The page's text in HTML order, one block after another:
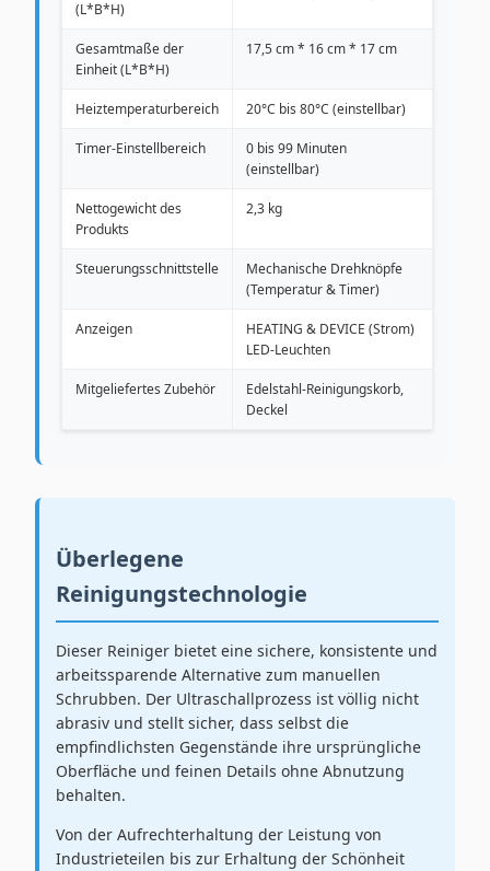
(L*B*H)
Gesamtmaße der
Einheit (L*B*H)
17,5 cm * 16 cm * 17 cm
Heiztemperaturbereich 20°C bis 80°C (einstellbar)
Timer-Einstellbereich
0 bis 99 Minuten
(einstellbar)
Nettogewicht des
Produkts
2,3 kg
Steuerungsschnittstelle
Mechanische Drehknöpfe
(Temperatur & Timer)
Anzeigen
HEATING & DEVICE (Strom)
LED-Leuchten
Mitgeliefertes Zubehör
Edelstahl-Reinigungskorb,
Deckel
Überlegene
Reinigungstechnologie
Dieser Reiniger bietet eine sichere, konsistente und
arbeitssparende Alternative zum manuellen
Schrubben. Der Ultraschallprozess ist völlig nicht
abrasiv und stellt sicher, dass selbst die
empfindlichsten Gegenstände ihre ursprüngliche
Oberfläche und feinen Details ohne Abnutzung
behalten.
Von der Aufrechterhaltung der Leistung von
Industrieteilen bis zur Erhaltung der Schönheit